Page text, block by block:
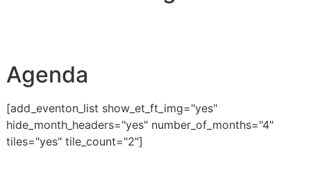
Agenda
[add_eventon_list show_et_ft_img="yes"
hide_month_headers="yes" number_of_months="4"
tiles="yes" tile_count="2"]